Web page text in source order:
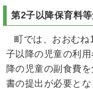
第2子以降保育料
町では、おおむね
子以降の児童の利
降の児童の副食費
書の提出が必要とな